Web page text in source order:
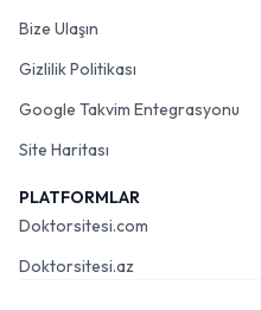
Bize Ulaşın
Gizlilik Politikası
Google Takvim Entegrasyonu
Site Haritası
PLATFORMLAR
Doktorsitesi.com
Doktorsitesi.az